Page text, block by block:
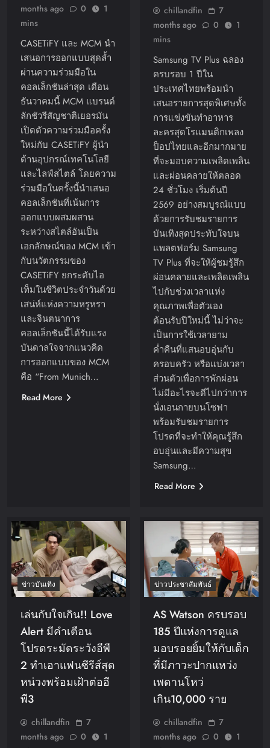
months ago 0
1
mins
CASETiFY และ MCM นำ
เสนอการออกแบบสุดล้ำ
ผ่านความร่วมมือใน
คอลเล็กชันล่าสุด เดือน
ธันวาคมนี้ MCM แบรนด์
ลักชัวรีสัญชาติเยอรมัน
เปิดตัวความร่วมมือครั้ง
ใหม่กับ CASETiFY ผู้นำ
ด้านอุปกรณ์เทคโนโลยี
และไลฟ์สไตล์ โดยความ
ร่วมมือในครั้งนี้นำเสนอ
คอลเล็กชันที่เน้นการ
ออกแบบผสมผสาน
ระหว่างสไตล์อันเป็น
เอกลักษณ์ของ MCM เข้า
กับนวัตกรรมของ
CASETiFY ยกระดับไอ
เท็มในชีวิตประจำวันด้วย
เสน่ห์แห่งความหรูหรา
และจินตนาการ
คอลเล็กชันนี้ได้รับแรง
บันดาลใจจากแนวคิด
การออกแบบของ MCM
คือ “From Munich…
Read More
chillandfin
7
months ago
0
1
mins
Samsung TV Plus ฉลอง
ครบรอบ 1 ปีใน
ประเทศไทยพร้อมนำ
เสนอรายการสุดพิเศษทั้ง
การแข่งขันทำอาหาร
ละครสุดโรแมนติกเพลง
ป็อปไทยและอีกมากมาย
ที่จะมอบความเพลิดเพลิน
และผ่อนคลายให้ตลอด
24 ชั่วโมง เริ่มต้นปี
2569 อย่างสมบูรณ์แบบ
ด้วยการรับชมรายการ
บันเทิงสุดประทับใจบน
แพลตฟอร์ม Samsung
TV Plus ที่จะให้ผู้ชมรู้สึก
ผ่อนคลายและเพลิดเพลิน
ไปกับช่วงเวลาแห่ง
คุณภาพเพื่อตัวเอง
ต้อนรับปีใหม่นี้ ไม่ว่าจะ
เป็นการใช้เวลายาม
ค่ำคืนที่แสนอบอุ่นกับ
ครอบครัว หรือแบ่งเวลา
ส่วนตัวเพื่อการพักผ่อน
ไม่มีอะไรจะดีไปกว่าการ
นั่งเอนกายบนโซฟา
พร้อมรับชมรายการ
โปรดที่จะทำให้คุณรู้สึก
อบอุ่นและมีความสุข
Samsung…
Read More
ข่าวบันเทิง
เล่นกับใจเกิน!! Love
Alert มีคำเตือน
โปรดระมัดระวังอีพี
2 ทำเอาแฟนซีรีส์สุด
หน่วงพร้อมเฝ้าต่ออี
พี3
chillandfin
7
months ago
0
1
ข่าวประชาสัมพันธ์
AS Watson ครบรอบ
185 ปีแห่งการดูแล
มอบรอยยิ้มให้กับเด็ก
ที่มีภาวะปากแหว่ง
เพดานโหว่
เกิน10,000 ราย
chillandfin
7
months ago
0
1